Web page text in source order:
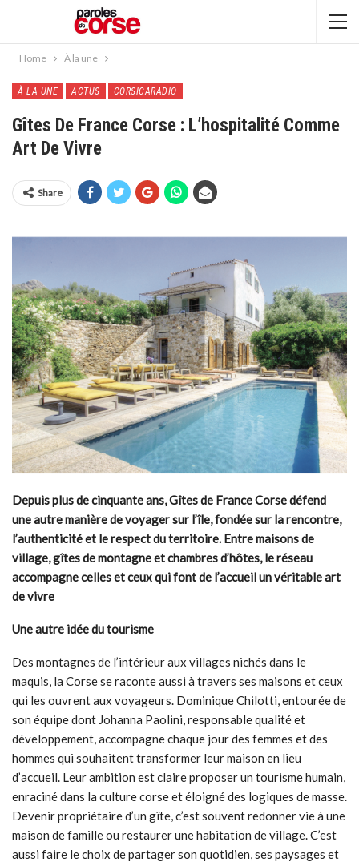
Home À la une
À LA UNE ACTUS CORSICARADIO
Gîtes De France Corse : L’hospitalité Comme
Art De Vivre
Share
Depuis plus de cinquante ans, Gîtes de France Corse défend
une autre manière de voyager sur l’île, fondée sur la rencontre,
l’authenticité et le respect du territoire. Entre maisons de
village, gîtes de montagne et chambres d’hôtes, le réseau
accompagne celles et ceux qui font de l’accueil un véritable art
de vivre
Une autre idée du tourisme
Des montagnes de l’intérieur aux villages nichés dans le
maquis, la Corse se raconte aussi à travers ses maisons et ceux
qui les ouvrent aux voyageurs. Dominique Chilotti, entourée de
son équipe dont Johanna Paolini, responsable qualité et
développement, accompagne chaque jour des femmes et des
hommes qui souhaitent transformer leur maison en lieu
d’accueil. Leur ambition est claire proposer un tourisme humain,
enraciné dans la culture corse et éloigné des logiques de masse.
Devenir propriétaire d’un gîte, c’est souvent redonner vie à une
maison de famille ou restaurer une habitation de village. C’est
aussi faire le choix de partager son quotidien, ses paysages et